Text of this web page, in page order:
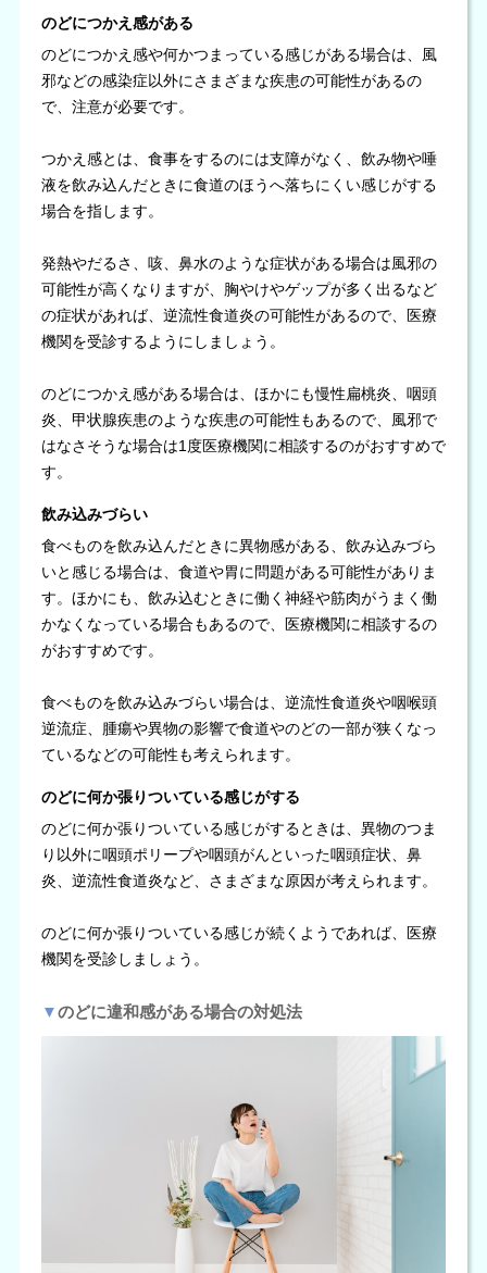
のどにつかえ感がある
のどにつかえ感や何かつまっている感じがある場合は、風
邪などの感染症以外にさまざまな疾患の可能性があるの
で、注意が必要です。
つかえ感とは、食事をするのには支障がなく、飲み物や唾
液を飲み込んだときに食道のほうへ落ちにくい感じがする
場合を指します。
発熱やだるさ、咳、鼻水のような症状がある場合は風邪の
可能性が高くなりますが、胸やけやゲップが多く出るなど
の症状があれば、逆流性食道炎の可能性があるので、医療
機関を受診するようにしましょう。
のどにつかえ感がある場合は、ほかにも慢性扁桃炎、咽頭
炎、甲状腺疾患のような疾患の可能性もあるので、風邪で
はなさそうな場合は1度医療機関に相談するのがおすすめで
す。
飲み込みづらい
食べものを飲み込んだときに異物感がある、飲み込みづら
いと感じる場合は、食道や胃に問題がある可能性がありま
す。ほかにも、飲み込むときに働く神経や筋肉がうまく働
かなくなっている場合もあるので、医療機関に相談するの
がおすすめです。
食べものを飲み込みづらい場合は、逆流性食道炎や咽喉頭
逆流症、腫瘍や異物の影響で食道やのどの一部が狭くなっ
ているなどの可能性も考えられます。
のどに何か張りついている感じがする
のどに何か張りついている感じがするときは、異物のつま
り以外に咽頭ポリープや咽頭がんといった咽頭症状、鼻
炎、逆流性食道炎など、さまざまな原因が考えられます。
のどに何か張りついている感じが続くようであれば、医療
機関を受診しましょう。
▼のどに違和感がある場合の対処法